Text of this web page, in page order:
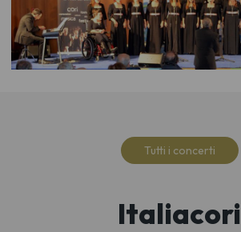
Tutti i concerti
Italiacori